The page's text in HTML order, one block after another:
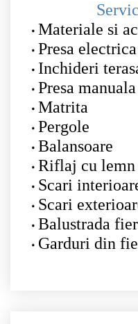
Materiale si
Presa electrica
Inchideri
Presa manuala
Matrita
Pergole
Balansoare
Riflaj cu lemn
Scari
Scari
Balustrada
Garduri din